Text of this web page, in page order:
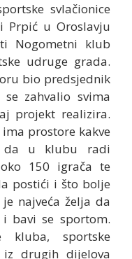
svlačionice
u Oroslavju
Nogometni klub
udruge grada.
bio predsjednik
zahvalio svima
projekt realizira.
prostore kakve
da u klubu radi
150 igrača te
postići i što bolje
najveća želja da
bavi se sportom.
kluba, sportske
drugih dijelova